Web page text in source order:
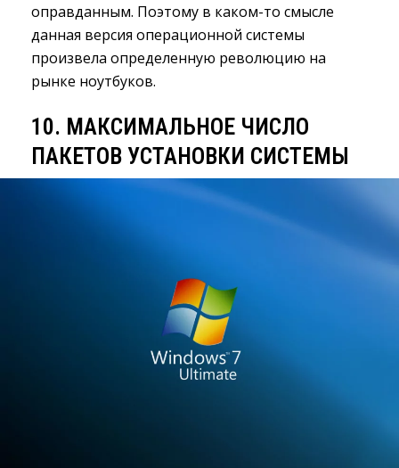
оправданным. Поэтому в каком-то смысле
данная версия операционной системы
произвела определенную революцию на
рынке ноутбуков.
10. МАКСИМАЛЬНОЕ ЧИСЛО
ПАКЕТОВ УСТАНОВКИ СИСТЕМЫ